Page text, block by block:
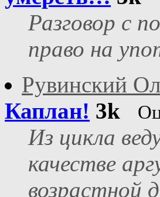
Разговор с
право на
Рувинский
Каплан! 3k
Из цикла
качестве
возрастной